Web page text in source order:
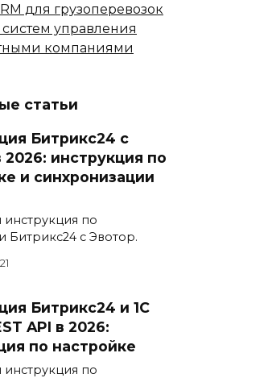
для грузоперевозок
управления
компаниями
статьи
Битрикс24 с
2026: инструкция по
и синхронизации
по
Битрикс24 с Эвотор.
Битрикс24 и 1С
API в 2026:
по настройке
по